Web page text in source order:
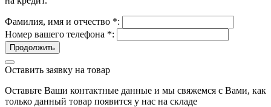
Фамилия, имя и отчество *:
Номер вашего телефона *:
Продолжить
Оставить заявку на товар
Оставьте Ваши контактные данные и мы свяжемся с Вами, как
только данный товар появится у нас на складе